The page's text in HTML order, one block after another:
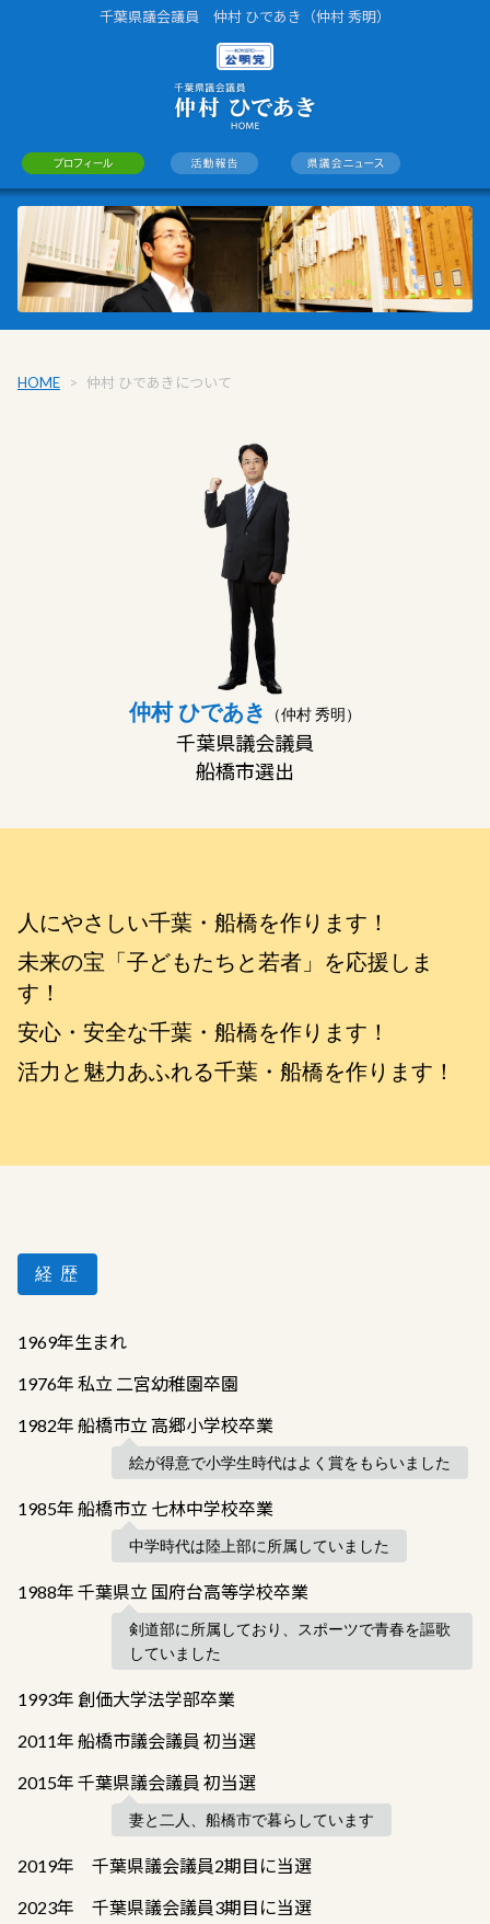
千葉県議会議員 仲村 ひであき（仲村 秀明）
HOME > 仲村 ひであきについて
仲村 ひであき （仲村 秀明）
千葉県議会議員
船橋市選出
人にやさしい千葉・船橋を作ります！
未来の宝「子どもたちと若者」を応援しま
す！
安心・安全な千葉・船橋を作ります！
活力と魅力あふれる千葉・船橋を作ります！
経 歴
1969年生まれ
1976年 私立 二宮幼稚園卒園
1982年 船橋市立 高郷小学校卒業
絵が得意で小学生時代はよく賞をもらいました
1985年 船橋市立 七林中学校卒業
中学時代は陸上部に所属していました
1988年 千葉県立 国府台高等学校卒業
剣道部に所属しており、スポーツで青春を謳歌
していました
1993年 創価大学法学部卒業
2011年 船橋市議会議員 初当選
2015年 千葉県議会議員 初当選
妻と二人、船橋市で暮らしています
2019年 千葉県議会議員2期目に当選
2023年 千葉県議会議員3期目に当選